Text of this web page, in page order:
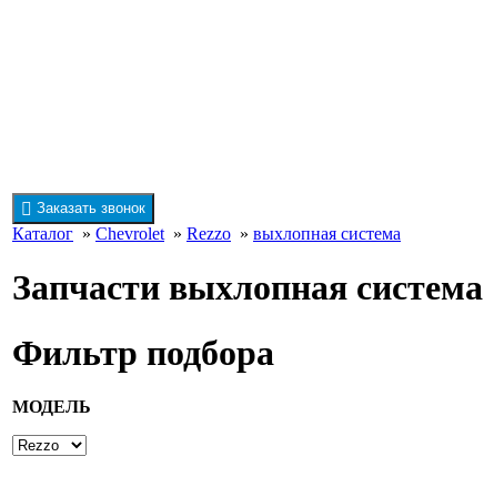
Заказать звонок
Каталог » Chevrolet » Rezzo » выхлопная система
Запчасти выхлопная система
Фильтр подбора
МОДЕЛЬ